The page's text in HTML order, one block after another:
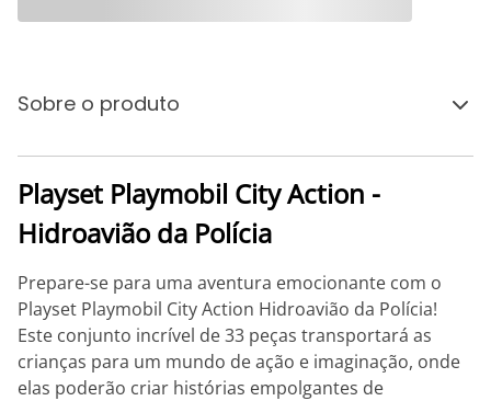
Sobre o produto
Playset Playmobil City Action -
Hidroavião da Polícia
Prepare-se para uma aventura emocionante com o
Playset Playmobil City Action Hidroavião da Polícia!
Este conjunto incrível de 33 peças transportará as
crianças para um mundo de ação e imaginação, onde
elas poderão criar histórias empolgantes de